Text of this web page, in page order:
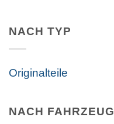
NACH TYP
Originalteile
NACH FAHRZEUG